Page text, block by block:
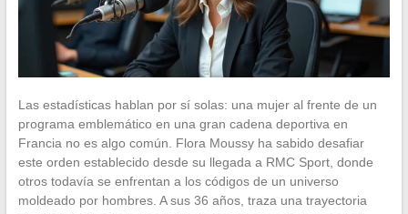
Las estadísticas hablan por sí solas: una mujer al frente de un
programa emblemático en una gran cadena deportiva en
Francia no es algo común. Flora Moussy ha sabido desafiar
este orden establecido desde su llegada a RMC Sport, donde
otros todavía se enfrentan a los códigos de un universo
moldeado por hombres. A sus 36 años, traza una trayectoria